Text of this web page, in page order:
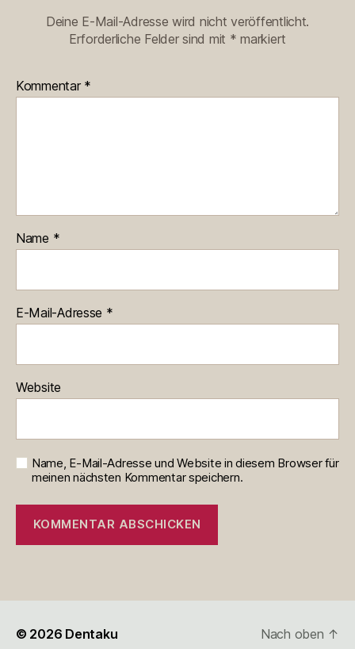
Deine E-Mail-Adresse wird nicht veröffentlicht.
Erforderliche Felder sind mit * markiert
Kommentar *
Name *
E-Mail-Adresse *
Website
Name, E-Mail-Adresse und Website in diesem Browser für
meinen nächsten Kommentar speichern.
© 2026 Dentaku Nach oben ↑